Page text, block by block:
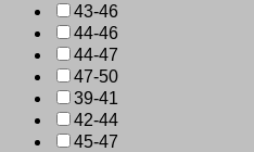
43-46
44-46
44-47
47-50
39-41
42-44
45-47